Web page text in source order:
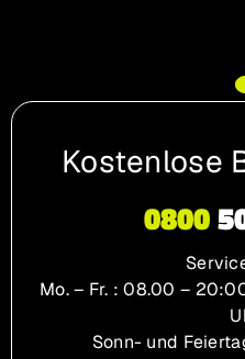
Kostenlose
0800
Mo. – Fr. : 08.00 –
Sonn- und